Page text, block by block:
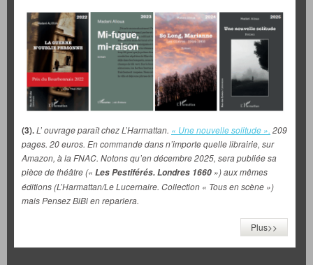
(3).L’ ouvrage paraît chez L’Harmattan. « Une nouvelle solitude ». 209
pages. 20 euros. En commande dans n’importe quelle librairie, sur
Amazon, à la FNAC. Notons qu’en décembre 2025, sera publiée sa
pièce de théâtre (« Les Pestiférés. Londres 1660 ») aux mêmes
éditions (L’Harmattan/Le Lucernaire. Collection « Tous en scène »)
mais Pensez BiBi en reparlera.
Plus>>